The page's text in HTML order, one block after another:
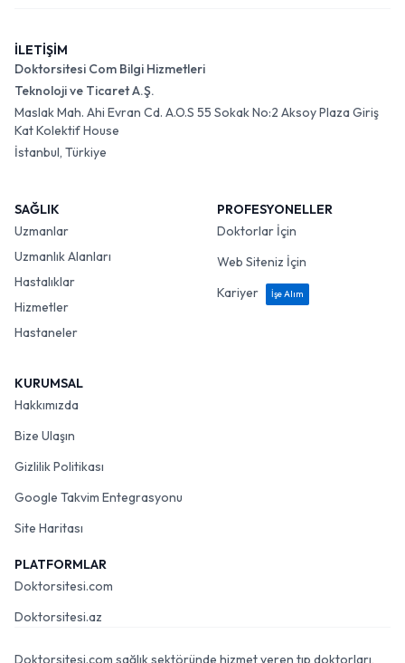
İLETİŞİM
Doktorsitesi Com Bilgi Hizmetleri
Teknoloji ve Ticaret A.Ş.
Maslak Mah. Ahi Evran Cd. A.O.S 55 Sokak No:2 Aksoy Plaza Giriş
Kat Kolektif House
İstanbul, Türkiye
SAĞLIK
Uzmanlar
Uzmanlık Alanları
Hastalıklar
Hizmetler
Hastaneler
PROFESYONELLER
Doktorlar İçin
Web Siteniz İçin
Kariyer
İşe Alım
KURUMSAL
Hakkımızda
Bize Ulaşın
Gizlilik Politikası
Google Takvim Entegrasyonu
Site Haritası
PLATFORMLAR
Doktorsitesi.com
Doktorsitesi.az
Doktorsitesi.com sağlık sektöründe hizmet veren tıp doktorları,